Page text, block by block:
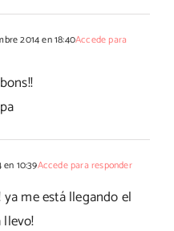
2014 en 18:40Accede para
10:39Accede para responder
me está llegando el